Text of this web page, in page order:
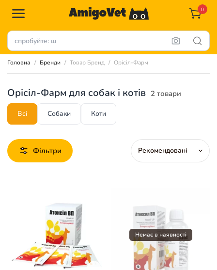
0
Головна Бренди Товар Бренд Орісіл-Фарм
Орісіл-Фарм для собак і котів 2 товари
Всі Собаки Коти
Фільтри